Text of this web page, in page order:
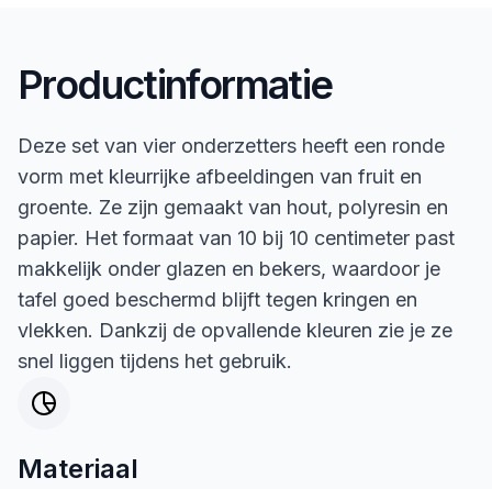
Productinformatie
Deze set van vier onderzetters heeft een ronde
vorm met kleurrijke afbeeldingen van fruit en
groente. Ze zijn gemaakt van hout, polyresin en
papier. Het formaat van 10 bij 10 centimeter past
makkelijk onder glazen en bekers, waardoor je
tafel goed beschermd blijft tegen kringen en
vlekken. Dankzij de opvallende kleuren zie je ze
snel liggen tijdens het gebruik.
Materiaal